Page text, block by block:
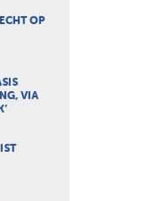
OP
VIA